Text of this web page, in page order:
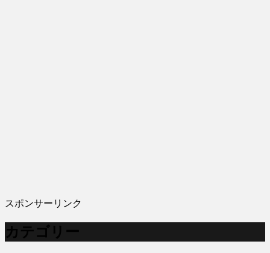
スポンサーリンク
カテゴリー